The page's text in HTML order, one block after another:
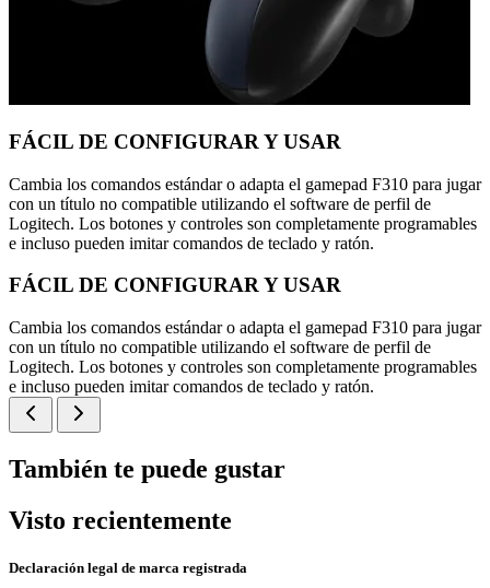
FÁCIL DE CONFIGURAR Y USAR
Cambia los comandos estándar o adapta el gamepad F310 para jugar
con un título no compatible utilizando el software de perfil de
Logitech. Los botones y controles son completamente programables
e incluso pueden imitar comandos de teclado y ratón.
FÁCIL DE CONFIGURAR Y USAR
Cambia los comandos estándar o adapta el gamepad F310 para jugar
con un título no compatible utilizando el software de perfil de
Logitech. Los botones y controles son completamente programables
e incluso pueden imitar comandos de teclado y ratón.
También te puede gustar
Visto recientemente
Declaración legal de marca registrada